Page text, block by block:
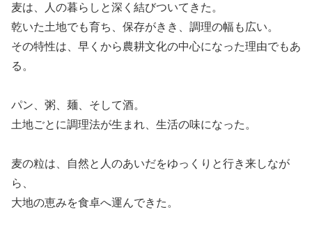
麦は、人の暮らしと深く結びついてきた。
乾いた土地でも育ち、保存がきき、調理の幅も広い。
その特性は、早くから農耕文化の中心になった理由でもあ
る。
パン、粥、麺、そして酒。
土地ごとに調理法が生まれ、生活の味になった。
麦の粒は、自然と人のあいだをゆっくりと行き来しなが
ら、
大地の恵みを食卓へ運んできた。